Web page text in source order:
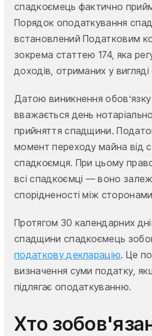
спадкоємець фактично
Порядок оподаткування
встановлений Податковим
зокрема статтею 174, яка
доходів, отриманих у
Датою виникнення обов’язку
вважається день
прийняття спадщини.
момент переходу майна від
спадкоємця. При цьому
всі спадкоємці — воно
спорідненості між
Протягом 30 календарних
спадщини спадкоємець
податкову декларацію. Це
визначення суми податку,
підлягає оподаткуванню.
Хто